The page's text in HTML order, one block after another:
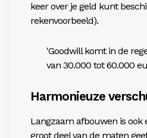
keer over je geld kunt
rekenvoorbeeld).
'Goodwill komt in de
van 30.000 tot 60.000
Harmonieuze
Langzaam afbouwen is ook
groot deel van de maten